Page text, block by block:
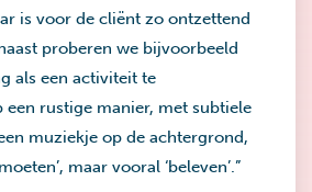
is voor de cliënt zo ontzettend
proberen we bijvoorbeeld
als een activiteit te
een rustige manier, met subtiele
muziekje op de achtergrond,
maar vooral ‘beleven’.”